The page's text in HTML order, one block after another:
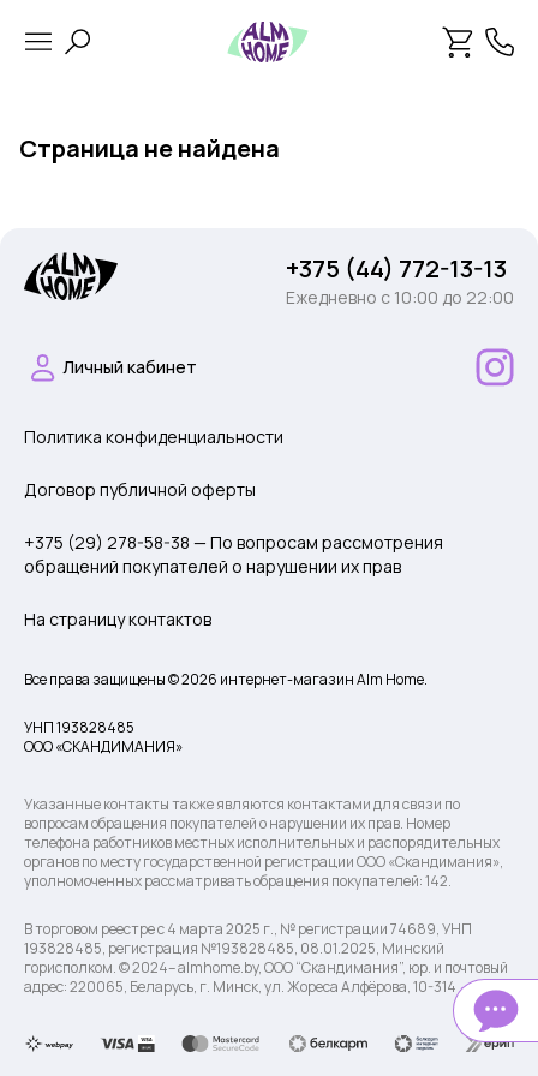
Страница не найдена
+375 (44) 772-13-13
Ежедневно c 10:00 до 22:00
Личный кабинет
Политика конфиденциальности
Договор публичной оферты
+375 (29) 278-58-38 — По вопросам рассмотрения
обращений покупателей о нарушении их прав
На страницу контактов
Все права защищены © 2026 интернет-магазин Alm Home.
УНП 193828485
ООО «СКАНДИМАНИЯ»
Указанные контакты также являются контактами для связи по
вопросам обращения покупателей о нарушении их прав. Номер
телефона работников местных исполнительных и распорядительных
органов по месту государственной регистрации ООО «Скандимания»,
уполномоченных рассматривать обращения покупателей: 142.
В торговом реестре с 4 марта 2025 г., № регистрации 74689, УНП
193828485, регистрация №193828485, 08.01.2025, Минский
горисполком. © 2024– almhome.by, ООО “Скандимания”, юр. и почтовый
адрес: 220065, Беларусь, г. Минск, ул. Жореса Алфёрова, 10-314